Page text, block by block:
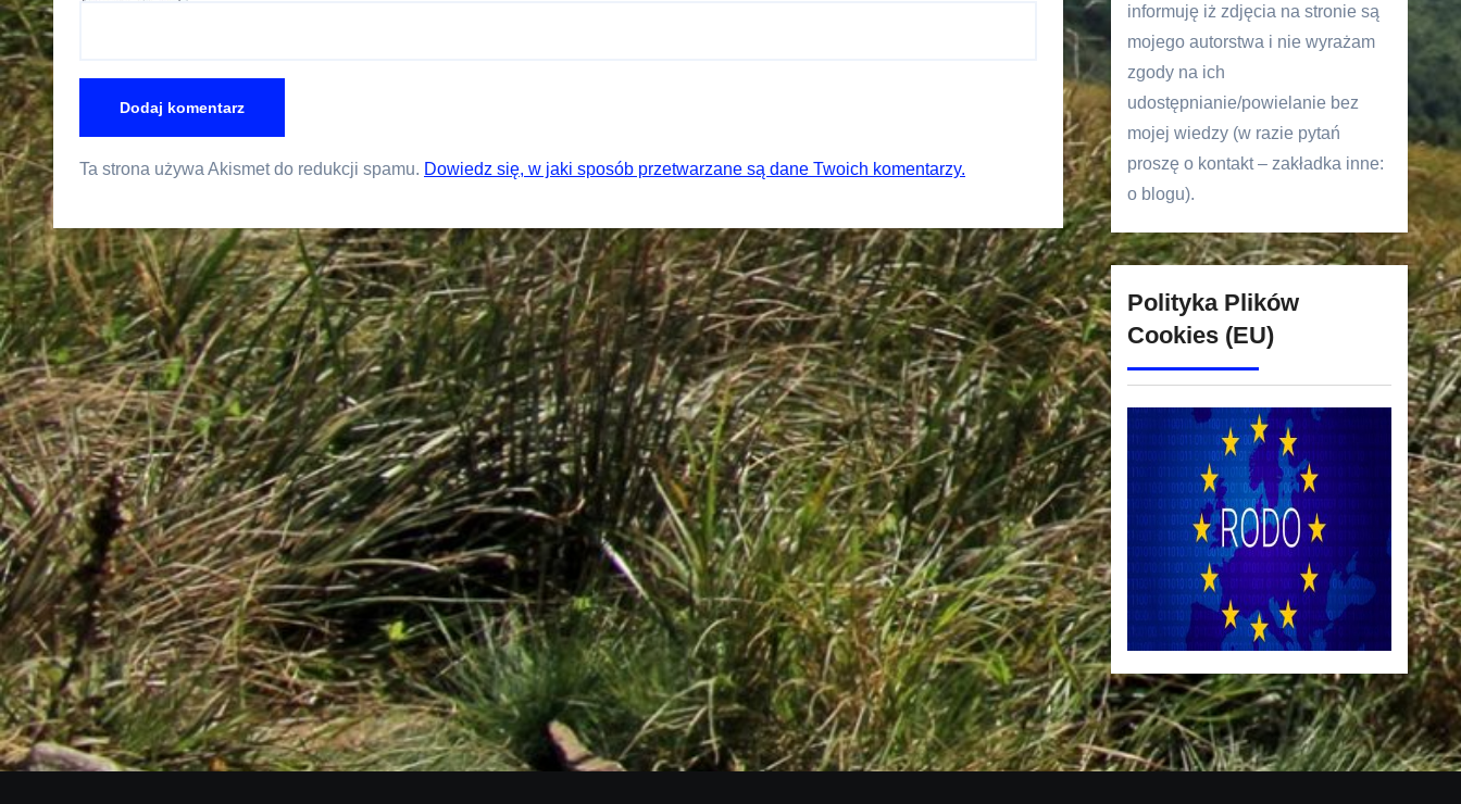
Ta strona używa Akismet do redukcji spamu. Dowiedz się, w jaki sposób przetwarzane są dane Twoich komentarzy.
informuję iż zdjęcia na stronie są
mojego autorstwa i nie wyrażam
zgody na ich
udostępnianie/powielanie bez
mojej wiedzy (w razie pytań
proszę o kontakt – zakładka inne:
o blogu).
Polityka Plików
Cookies (EU)